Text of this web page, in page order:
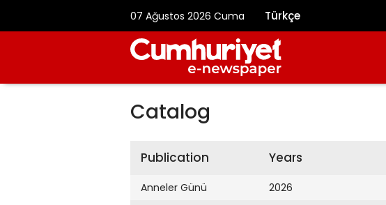
07 Ağustos 2026 Cuma Türkçe
Catalog
Publication
Anneler Günü
Years
2026